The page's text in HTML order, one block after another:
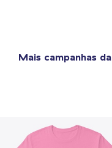
Mais campanhas da